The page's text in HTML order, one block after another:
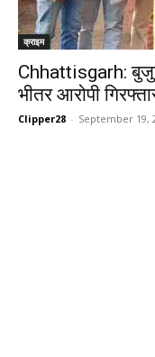
क्राइम
Chhattisgarh:
भीतर आरोपी
Clipper28 - September 19,